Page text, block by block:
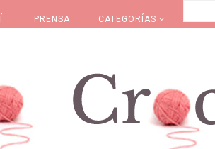
PRENSA CATEGORÍAS